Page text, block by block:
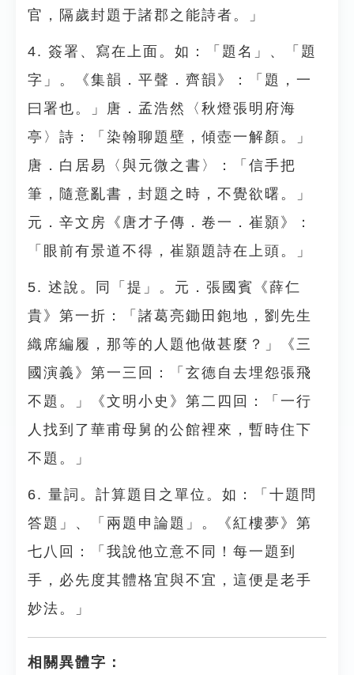
官，隔歲封題于諸郡之能詩者。」
4. 簽署、寫在上面。如：「題名」、「題
字」。《集韻．平聲．齊韻》：「題，一
曰署也。」唐．孟浩然〈秋燈張明府海
亭〉詩：「染翰聊題壁，傾壺一解顏。」
唐．白居易〈與元微之書〉：「信手把
筆，隨意亂書，封題之時，不覺欲曙。」
元．辛文房《唐才子傳．卷一．崔顥》：
「眼前有景道不得，崔顥題詩在上頭。」
5. 述說。同「提」。元．張國賓《薛仁
貴》第一折：「諸葛亮鋤田鉋地，劉先生
織席編履，那等的人題他做甚麼？」《三
國演義》第一三回：「玄德自去埋怨張飛
不題。」《文明小史》第二四回：「一行
人找到了華甫母舅的公館裡來，暫時住下
不題。」
6. 量詞。計算題目之單位。如：「十題問
答題」、「兩題申論題」。《紅樓夢》第
七八回：「我說他立意不同！每一題到
手，必先度其體格宜與不宜，這便是老手
妙法。」
相關異體字：